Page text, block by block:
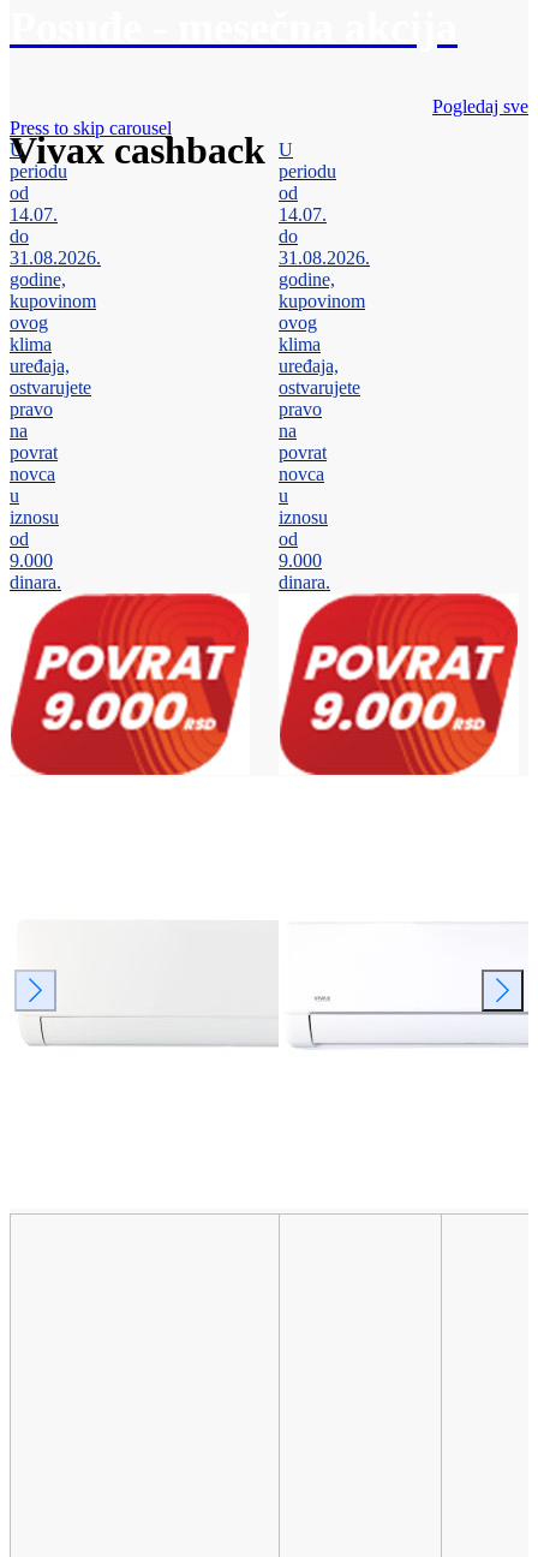
Vivax cashback
Pogledaj sve
Press to skip carousel
U
periodu
od
14.07.
do
31.08.2026.
godine,
kupovinom
ovog
klima
uređaja,
ostvarujete
pravo
na
povrat
novca
u
iznosu
od
9.000
dinara.
U
periodu
od
14.07.
do
31.08.2026.
godine,
kupovinom
ovog
klima
uređaja,
ostvarujete
pravo
na
povrat
novca
u
iznosu
od
9.000
dinara.